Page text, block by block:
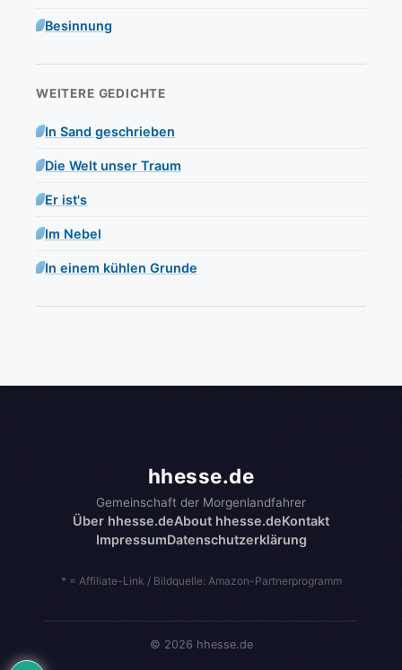
Besinnung
WEITERE GEDICHTE
In Sand geschrieben
Die Welt unser Traum
Er ist's
Im Nebel
In einem kühlen Grunde
hhesse.de
Gemeinschaft der Morgenlandfahrer
Über hhesse.deAbout hhesse.deKontakt
ImpressumDatenschutzerklärung
* = Affiliate-Link / Bildquelle: Amazon-Partnerprogramm
© 2026 hhesse.de